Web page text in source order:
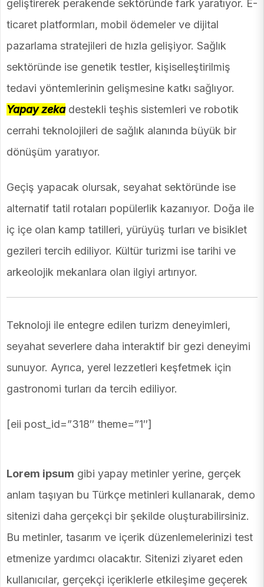
geliştirerek perakende sektöründe fark yaratıyor. E-
ticaret platformları, mobil ödemeler ve dijital
pazarlama stratejileri de hızla gelişiyor. Sağlık
sektöründe ise genetik testler, kişiselleştirilmiş
tedavi yöntemlerinin gelişmesine katkı sağlıyor.
Yapay zekadestekli teşhis sistemleri ve robotik
cerrahi teknolojileri de sağlık alanında büyük bir
dönüşüm yaratıyor.
Geçiş yapacak olursak, seyahat sektöründe ise
alternatif tatil rotaları popülerlik kazanıyor. Doğa ile
iç içe olan kamp tatilleri, yürüyüş turları ve bisiklet
gezileri tercih ediliyor. Kültür turizmi ise tarihi ve
arkeolojik mekanlara olan ilgiyi artırıyor.
Teknoloji ile entegre edilen turizm deneyimleri,
seyahat severlere daha interaktif bir gezi deneyimi
sunuyor. Ayrıca, yerel lezzetleri keşfetmek için
gastronomi turları da tercih ediliyor.
[eii post_id=”318″ theme=”1″]
Lorem ipsum gibi yapay metinler yerine, gerçek
anlam taşıyan bu Türkçe metinleri kullanarak, demo
sitenizi daha gerçekçi bir şekilde oluşturabilirsiniz.
Bu metinler, tasarım ve içerik düzenlemelerinizi test
etmenize yardımcı olacaktır. Sitenizi ziyaret eden
kullanıcılar, gerçekçi içeriklerle etkileşime geçerek